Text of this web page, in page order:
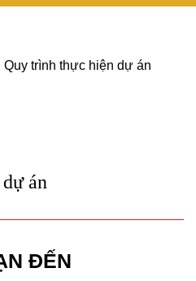
Quy trình thực hiện dự án
án
ĐẾN